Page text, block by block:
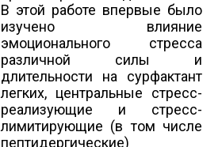
В этой работе впервые было
изучено влияние
эмоционального стресса
различной силы и
длительности на сурфактант
легких, центральные стресс-
реализующие и стресс-
лимитирующие (в том числе
пептидергические)